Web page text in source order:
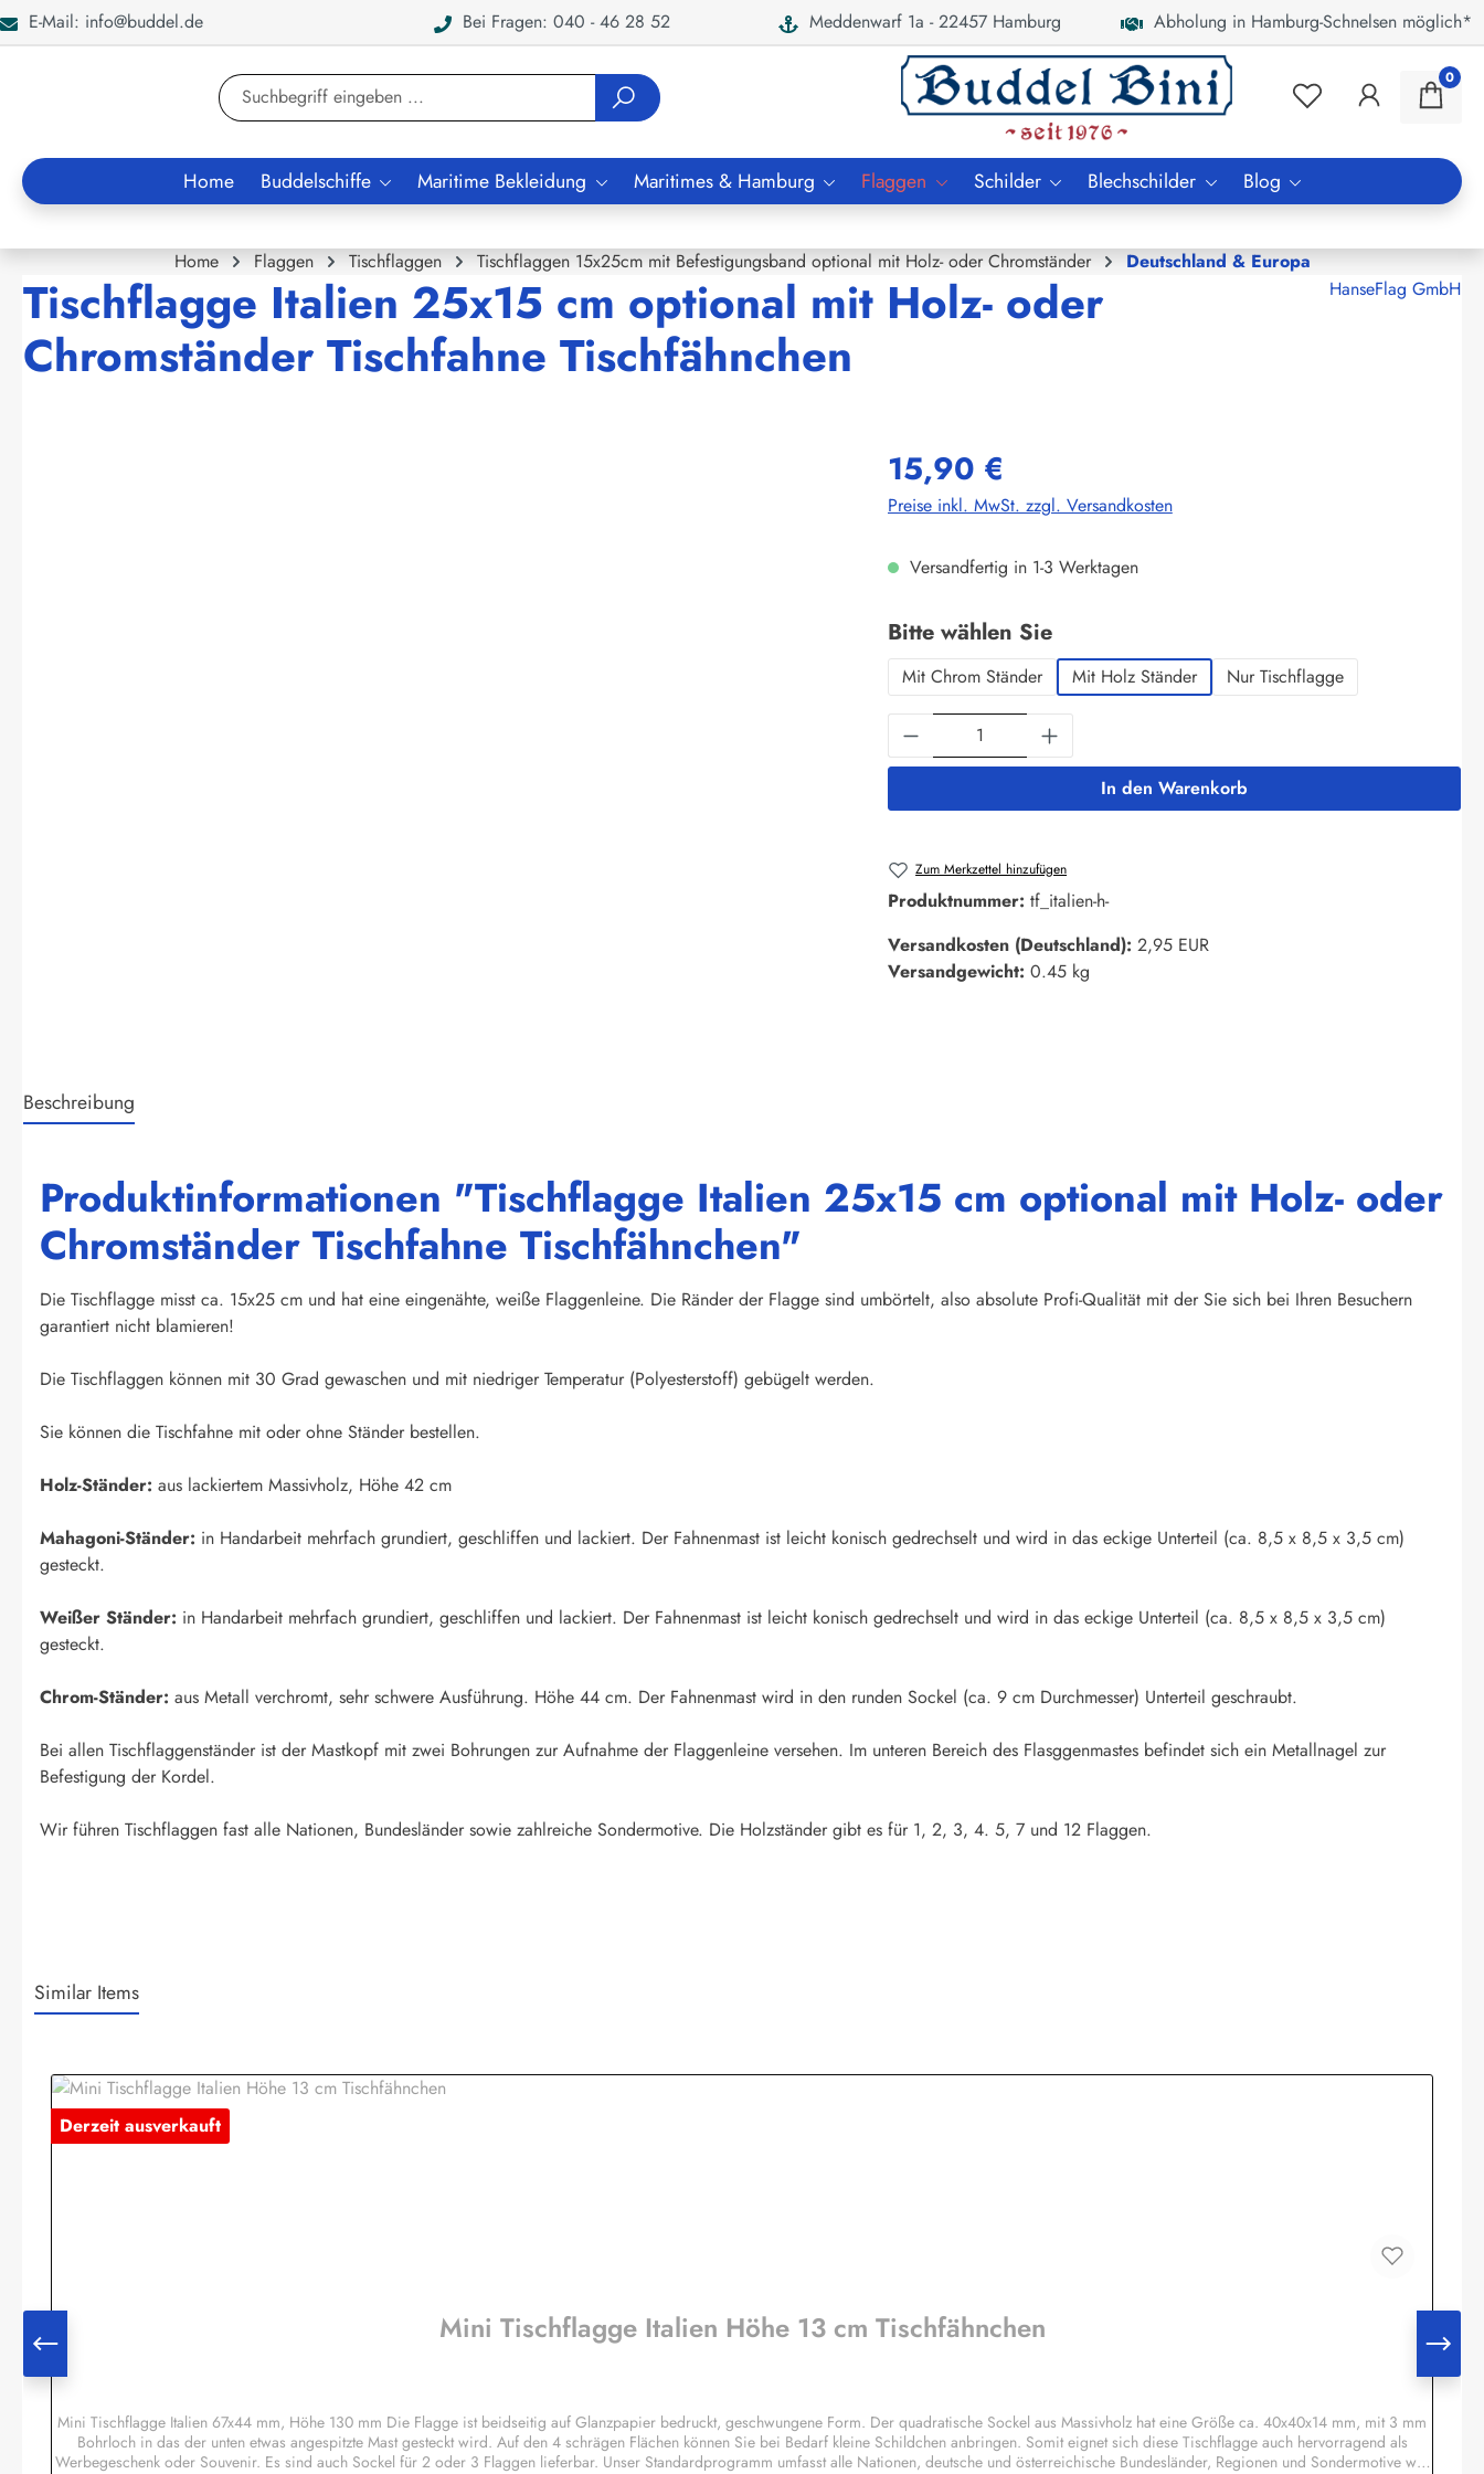
Zur Suche springen
E-Mail: info@buddel.de Bei Fragen: 040 - 46 28 52 Meddenwarf 1a - 22457 Hamburg Abholung in Hamburg-Schnelsen möglich*
0
Home Buddelschiffe Maritime Bekleidung Maritimes & Hamburg Flaggen Schilder Blechschilder Blog
Home Flaggen Tischflaggen Tischflaggen 15x25cm mit Befestigungsband optional mit Holz- oder Chromständer Deutschland & Europa
Tischflagge Italien 25x15 cm optional mit Holz- oder
Chromständer Tischfahne Tischfähnchen
HanseFlag GmbH
15,90 €
Preise inkl. MwSt. zzgl. Versandkosten
Versandfertig in 1-3 Werktagen
Bitte wählen Sieauswählen
Mit Chrom Ständer Mit Holz Ständer Nur Tischflagge
Produkt Anzahl: Gib den gewünschten Wert ein
In den Warenkorb
Zum Merkzettel hinzufügen
Produktnummer: tf_italien-h-
Versandkosten (Deutschland): 2,95 EUR
Versandgewicht: 0.45 kg
Beschreibung
Produktinformationen "Tischflagge Italien 25x15 cm optional mit Holz- oder
Chromständer Tischfahne Tischfähnchen"
Die Tischflagge misst ca. 15x25 cm und hat eine eingenähte, weiße Flaggenleine. Die Ränder der Flagge sind umbörtelt, also absolute Profi-Qualität mit der Sie sich bei Ihren Besuchern
garantiert nicht blamieren!
Die Tischflaggen können mit 30 Grad gewaschen und mit niedriger Temperatur (Polyesterstoff) gebügelt werden.
Sie können die Tischfahne mit oder ohne Ständer bestellen.
Holz-Ständer: aus lackiertem Massivholz, Höhe 42 cm
Mahagoni-Ständer: in Handarbeit mehrfach grundiert, geschliffen und lackiert. Der Fahnenmast ist leicht konisch gedrechselt und wird in das eckige Unterteil (ca. 8,5 x 8,5 x 3,5 cm)
gesteckt.
Weißer Ständer: in Handarbeit mehrfach grundiert, geschliffen und lackiert. Der Fahnenmast ist leicht konisch gedrechselt und wird in das eckige Unterteil (ca. 8,5 x 8,5 x 3,5 cm)
gesteckt.
Chrom-Ständer: aus Metall verchromt, sehr schwere Ausführung. Höhe 44 cm. Der Fahnenmast wird in den runden Sockel (ca. 9 cm Durchmesser) Unterteil geschraubt.
Bei allen Tischflaggenständer ist der Mastkopf mit zwei Bohrungen zur Aufnahme der Flaggenleine versehen. Im unteren Bereich des Flasggenmastes befindet sich ein Metallnagel zur
Befestigung der Kordel.
Wir führen Tischflaggen fast alle Nationen, Bundesländer sowie zahlreiche Sondermotive. Die Holzständer gibt es für 1, 2, 3, 4. 5, 7 und 12 Flaggen.
Similar Items
Derzeit ausverkauft
Mini Tischflagge Italien Höhe 13 cm Tischfähnchen
Mini Tischflagge Italien 67x44 mm, Höhe 130 mm Die Flagge ist beidseitig auf Glanzpapier bedruckt, geschwungene Form. Der quadratische Sockel aus Massivholz hat eine Größe ca. 40x40x14 mm, mit 3 mm
Bohrloch in das der unten etwas angespitzte Mast gesteckt wird. Auf den 4 schrägen Flächen können Sie bei Bedarf kleine Schildchen anbringen. Somit eignet sich diese Tischflagge auch hervorragend als
Werbegeschenk oder Souvenir. Es sind auch Sockel für 2 oder 3 Flaggen lieferbar. Unser Standardprogramm umfasst alle Nationen, deutsche und österreichische Bundesländer, Regionen und Sondermotive wie